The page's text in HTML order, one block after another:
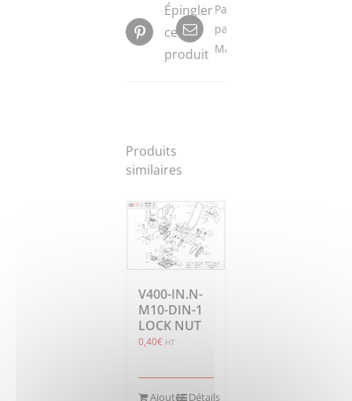
Épingler
ce
produit
Partager
par
Mail
Produits
similaires
V400-IN.N-
M10-DIN-1
LOCK NUT
0,40€ HT
Ajouter Détails